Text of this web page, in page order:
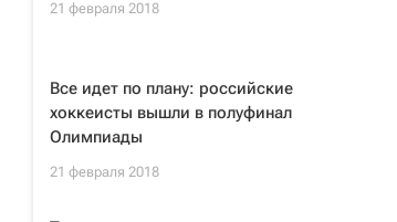
21 февраля 2018
Все идет по плану: российские
хоккеисты вышли в полуфинал
Олимпиады
21 февраля 2018